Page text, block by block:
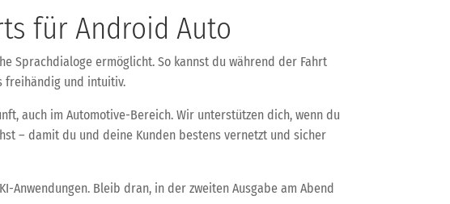
für Android Auto
Sprachdialoge ermöglicht. So kannst du während der Fahrt
freihändig und intuitiv.
auch im Automotive-Bereich. Wir unterstützen dich, wenn du
– damit du und deine Kunden bestens vernetzt und sicher
Anwendungen. Bleib dran, in der zweiten Ausgabe am Abend